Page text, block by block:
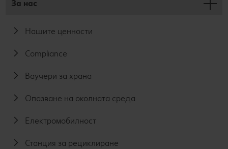
За нас
Нашите ценности
Compliance
Ваучери за храна
Опазване на околната среда
Електромобилност
Станция за рециклиране